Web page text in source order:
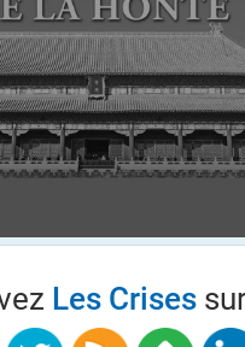
Les Crises